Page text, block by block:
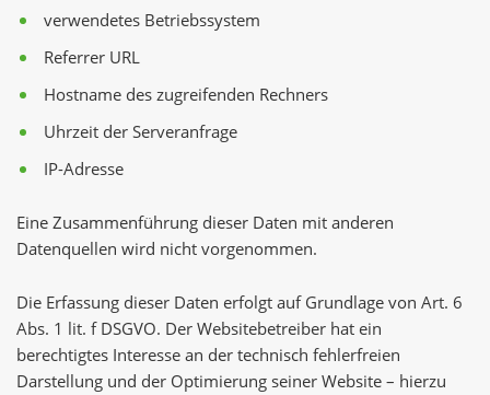
verwendetes Betriebssystem
Referrer URL
Hostname des zugreifenden Rechners
Uhrzeit der Serveranfrage
IP-Adresse
Eine Zusammenführung dieser Daten mit anderen
Datenquellen wird nicht vorgenommen.
Die Erfassung dieser Daten erfolgt auf Grundlage von Art. 6
Abs. 1 lit. f DSGVO. Der Websitebetreiber hat ein
berechtigtes Interesse an der technisch fehlerfreien
Darstellung und der Optimierung seiner Website – hierzu